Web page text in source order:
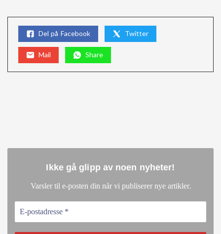
Del på Facebook Twitter
Mail Share
Ikke gå glipp av noen nyheter!
Varsler til e-posten din når vi publiserer nye artikler.